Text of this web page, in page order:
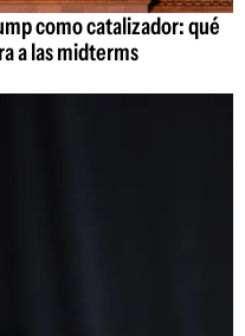
como catalizador: qué
a las midterms